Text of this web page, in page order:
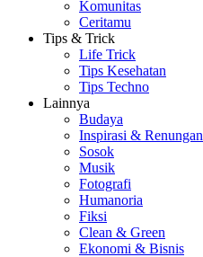
Komunitas
Ceritamu
Tips & Trick
Life Trick
Tips Kesehatan
Tips Techno
Lainnya
Budaya
Inspirasi & Renungan
Sosok
Musik
Fotografi
Humanoria
Fiksi
Clean & Green
Ekonomi & Bisnis